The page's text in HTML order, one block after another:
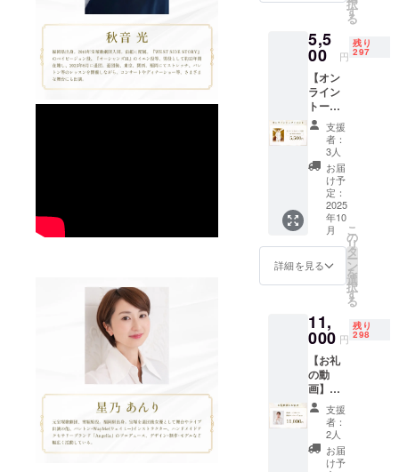
調合さ
せてい
ただき
ます。
とも呼
ばれて
いま
す。
【香
り】 皆
様のア
ンケー
ト(本プ
ロジェ
クト期
間中に
google
フォー
ムにて
もとに
調合さ
ます。
の成分
で調合
してお
りま
す。秀
麗な犬
鳴山系
のふも
と脇田
温泉
は、元
禄十六
年「筑
前続風
土記」
に記さ
れた温
とも呼
ばれて
いま
す。
【香
り】 皆
様のア
ンケー
ト(本プ
ロジェ
クト期
×12ヶ月
計120
袋）を
ご自宅
へお届
け。
【ご利
用方
法】 浴
槽の湯
（約
200L）
に１包
を入
れ、よ
くかき
混ぜて
からご
分】 脇
田温泉
の成分
で調合
してお
りま
す。秀
麗な犬
鳴山系
のふも
と脇田
択
す
る
5,5
00 円
残り
297
【オン
ライン
トーク
イベン
ト】 和
海しょ
うと
ファン
の皆様
で楽し
むオン
ライン
イベン
トにご
招待。
Zoomな
サービ
スを使
用予定
（変更
の可能
性あ
り）。
詳細は
メール
でご案
内しま
支援
者：
3人
お届
け予
定：
2025
年10
月
詳細を見る
こ
の
リ
タ
ー
ン
を
選
択
す
る
11,
000 円
残り
298
【お礼
の動
画】和
海しょ
うから
の心の
こもっ
た動画
支援
者：
2人
お届
け予